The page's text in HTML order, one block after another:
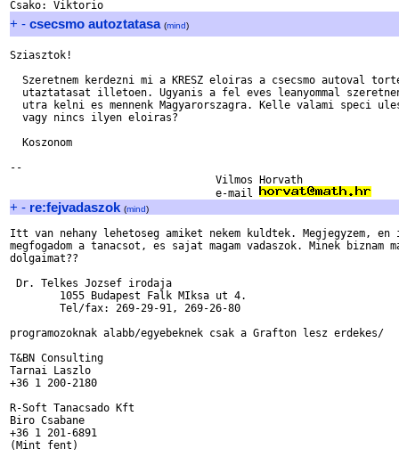
+ - csecsmo autoztatasa (mind)
Sziasztok!
Szeretnem kerdezni mi a KRESZ eloiras a csecsmo autoval
utaztatasat illetoen. Ugyanis a fel eves leanyommal
utra kelni es mennenk Magyarorszagra. Kelle valami speci
  vagy nincs ilyen eloiras?
  Koszonom
--
                                 Vilmos Horvath
                                 e-mail
+ - re:fejvadaszok (mind)
Itt van nehany lehetoseg amiket nekem kuldtek. Megjegyzem, en
megfogadom a tanacsot, es sajat magam vadaszok. Minek biznam
dolgaimat??
Dr. Telkes Jozsef irodaja
        1055 Budapest Falk MIksa ut 4.
        Tel/fax: 269-29-91, 269-26-80
programozoknak alabb/egyebeknek csak a Grafton lesz erdekes/
T&BN Consulting
Tarnai Laszlo
+36 1 200-2180
R-Soft Tanacsado Kft
Biro Csabane
+36 1 201-6891
(Mint fent)